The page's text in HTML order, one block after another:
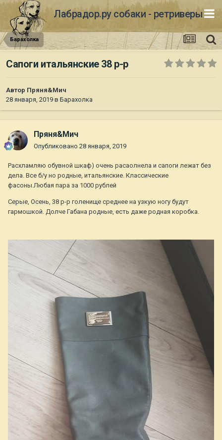
Лабрадор.ру собаки - ретриверы
Барахолка
Сапоги итальянские 38 р-р
Автор Пряня&Мич
28 января, 2019 в Барахолка
Пряня&Мич
Опубликовано 28 января, 2019
Расхламляю обувной шкаф) очень расаолнела и сапоги лежат без
дела. Все б/у но родные, итальянские. Классические
фасоны.Любая пара за 1000 рублей
Серые, Осень, 38 р-р голенище среднее на узкую ногу будут
гармошкой. Долче Габана родные, есть даже родная коробка.